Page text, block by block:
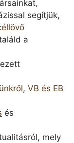
segítjük,
a
, VB és EB
és
mely